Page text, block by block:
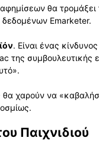
θα
δεδομένων Emarketer.
. Είναι ένας
της συμβουλευτικής
θα χαρούν να
Παιχνιδιού